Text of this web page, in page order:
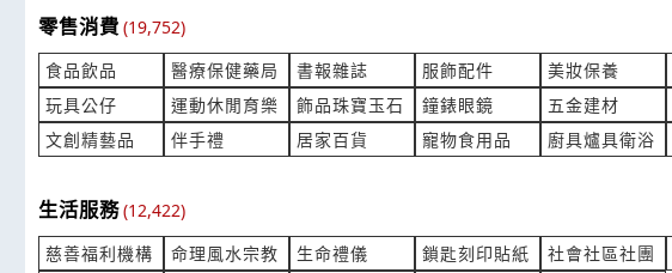
時間:08/05 12:32
***22128783@gmail.com
SMC930075-SP一個多少 半導體設備
產業:被動元件半導體
來自:蔡OO 詢價
立即報價
POS系統詢價單
產業:辦公事務維修租賃買賣
來自:錸OO作O 詢價
有在做汽車零件鐵殼配件嗎
請問有在繡學號嗎？
零售消費 (19,752)
食品飲品
醫療保健藥局 書報雜誌 服飾配件 美妝保養
玩具公仔
運動休閒育樂 飾品珠寶玉石 鐘錶眼鏡 五金建材
文創精藝品
伴手禮 居家百貨 寵物食用品 廚具爐具衛浴
生活服務(12,422)
慈善福利機構
命理風水宗教 生命禮儀 鎖匙刻印貼紙 社會社區社團